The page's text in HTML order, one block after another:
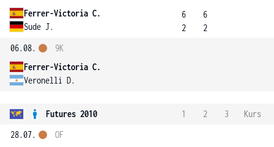
Ferrer-Victoria C.
Sude J.
6
2
6
2
06.08.
Ferrer-Victoria C.
Veronelli D.
9K
Futures 2010 1 2 3
Kurs
28.07.
OF